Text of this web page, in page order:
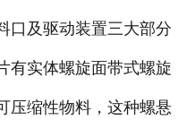
口及驱动装置三大部分
有实体螺旋面带式螺旋
压缩性物料，这种螺悬